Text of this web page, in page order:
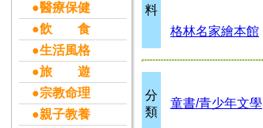
●醫療保健
●飲 食
●生活風格
●旅 遊
●宗教命理
●親子教養
料
格林名家繪本館
分
類
童書/青少年文學